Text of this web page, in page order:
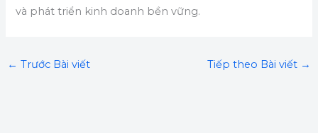
và phát triển kinh doanh bền vững.
← Trước Bài viết Tiếp theo Bài viết →